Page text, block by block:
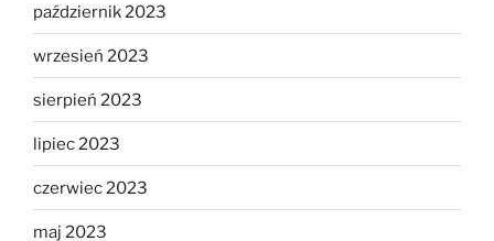
październik 2023
wrzesień 2023
sierpień 2023
lipiec 2023
czerwiec 2023
maj 2023